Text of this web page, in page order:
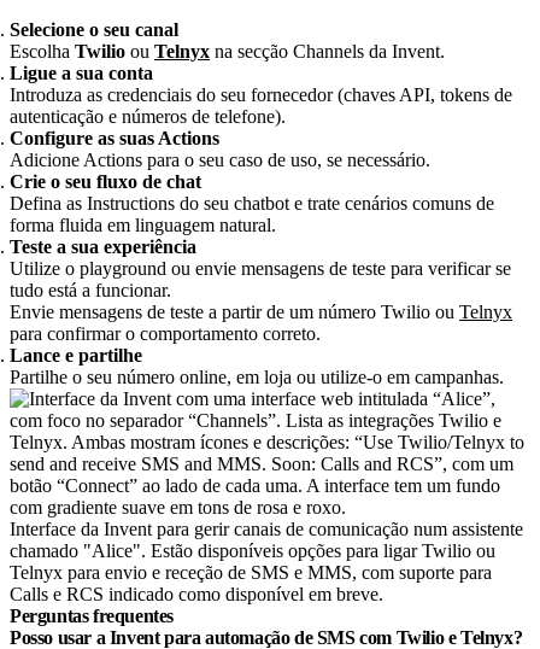
Selecione o seu canal
Escolha Twilio ou Telnyx na secção Channels da Invent.​
Ligue a sua conta
Introduza as credenciais do seu fornecedor (chaves API, tokens de
autenticação e números de telefone).​
Configure as suas Actions
Adicione Actions para o seu caso de uso, se necessário.
Crie o seu fluxo de chat
Defina as Instructions do seu chatbot e trate cenários comuns de
forma fluida em linguagem natural.
Teste a sua experiência
Utilize o playground ou envie mensagens de teste para verificar se
tudo está a funcionar.
Envie mensagens de teste a partir de um número Twilio ou Telnyx
para confirmar o comportamento correto.​
Lance e partilhe
Partilhe o seu número online, em loja ou utilize-o em campanhas.
Interface da Invent para gerir canais de comunicação num assistente
chamado "Alice". Estão disponíveis opções para ligar Twilio ou
Telnyx para envio e receção de SMS e MMS, com suporte para
Calls e RCS indicado como disponível em breve.
Perguntas frequentes
Posso usar a Invent para automação de SMS com Twilio e Telnyx?